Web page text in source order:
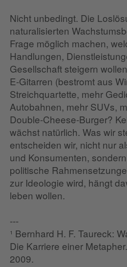
Nicht unbedingt. Die
naturalisierten
Frage möglich machen,
Handlungen,
Gesellschaft steigern
E-Gitarren (bestromt aus
Streichquartette, mehr
Autobahnen, mehr SUVs,
Double-Cheese-Burger?
wächst natürlich. Was wir
entscheiden wir, nicht nur
und Konsumenten,
politische
zur Ideologie wird, hängt
leben wollen.
---
¹ Bernhard H. F. Taureck:
Die Karriere einer
2009.